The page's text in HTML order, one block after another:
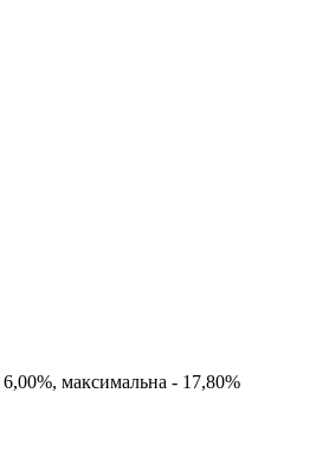
6,00%, максимальна - 17,80%